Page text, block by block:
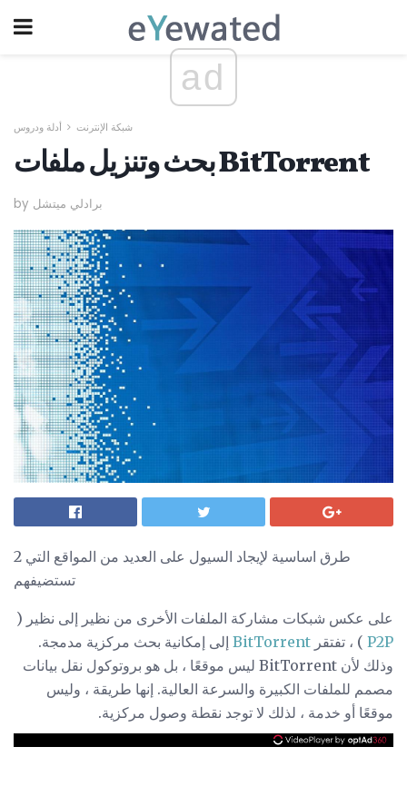
ad
شبكة الإنترنت أدلة ودروس
بحث وتنزيل ملفات BitTorrent
by برادلي ميتشل
2 طرق اساسية لإيجاد السيول على العديد من المواقع التي
تستضيفهم
على عكس شبكات مشاركة الملفات الأخرى من نظير إلى نظير (
P2P ) ، تفتقر BitTorrent إلى إمكانية بحث مركزية مدمجة.
وذلك لأن BitTorrent ليس موقعًا ، بل هو بروتوكول نقل بيانات
مصمم للملفات الكبيرة والسرعة العالية. إنها طريقة ، وليس
موقعًا أو خدمة ، لذلك لا توجد نقطة وصول مركزية.